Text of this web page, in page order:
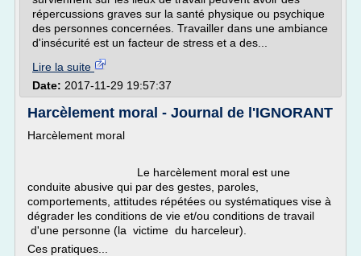
répercussions graves sur la santé physique ou psychique
des personnes concernées. Travailler dans une ambiance
d'insécurité est un facteur de stress et a des...
Lire la suite
Date: 2017-11-29 19:57:37
Harcèlement moral - Journal de l'IGNORANT
Harcèlement moral
Le harcèlement moral est une
conduite abusive qui par des gestes, paroles,
comportements, attitudes répétées ou systématiques vise à
dégrader les conditions de vie et/ou conditions de travail
d'une personne (la victime du harceleur).
Ces pratiques...